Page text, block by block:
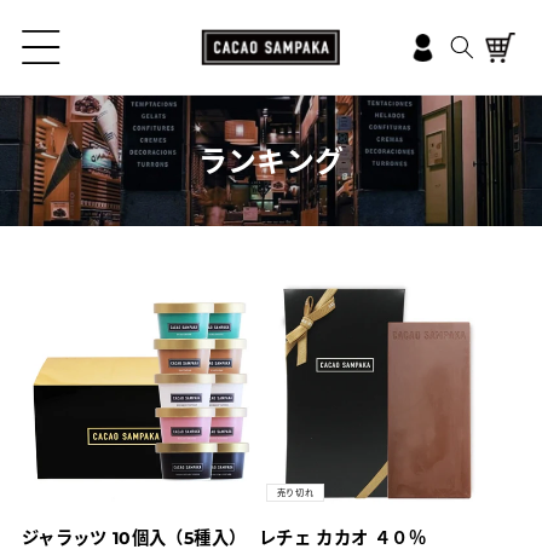
進む
グ
イ
ー
ト
ランキング
ジャラッツ 10個入（5種入）
売り切れ
レチェ カカオ ４０％